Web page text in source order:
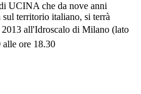
UCINA che da nove anni
territorio italiano, si terrà
2013 all'Idroscalo di Milano (lato
alle ore 18.30